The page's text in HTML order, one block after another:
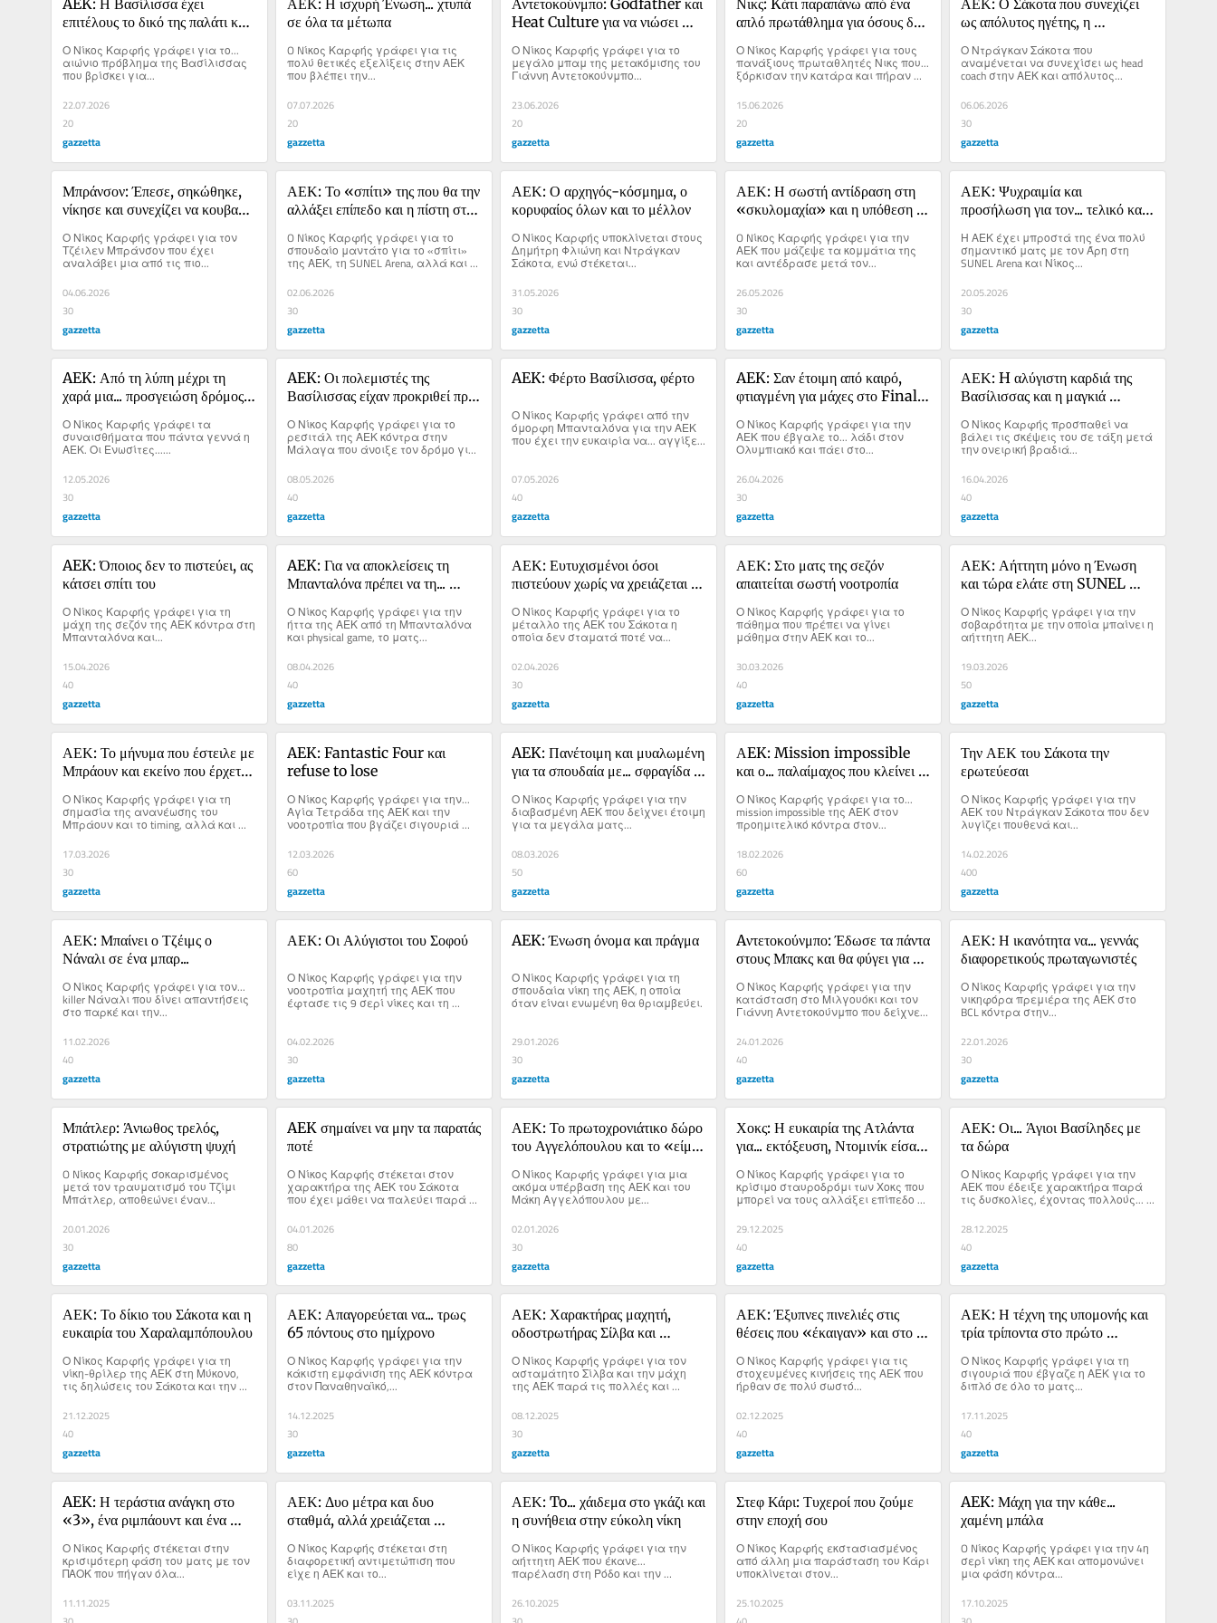
επιτέλους το δικό της παλάτι και
Ο Νίκος Καρφής γράφει για το...
αιώνιο πρόβλημα της Βασίλισσας
που βρίσκει για...
22.07.2026
20
gazzetta
σε όλα τα μέτωπα
O Nίκος Καρφής γράφει για τις
πολύ θετικές εξελίξεις στην ΑΕΚ
που βλέπει την...
07.07.2026
20
gazzetta
Heat Culture για να νιώσει
δαχτυλιδιού
Ο Νίκος Καρφής γράφει για το
μεγάλο μπαμ της μετακόμισης του
Γιάννη Αντετοκούνμπο...
23.06.2026
20
gazzetta
απλό πρωτάθλημα για όσους δεν
Ο Νίκος Καρφής γράφει για τους
πανάξιους πρωταθλητές Νικς που...
ξόρκισαν την κατάρα και πήραν
ένα πρωτάθλημα πολύ
μεγαλύτερο από έναν απλό τίτλο.
15.06.2026
20
gazzetta
ως απόλυτος ηγέτης, η
Αγγελόπουλου και το ΝΒΑ
Εurope
Ο Ντράγκαν Σάκοτα που
αναμένεται να συνεχίσει ως head
coach στην ΑΕΚ και απόλυτος...
06.06.2026
30
gazzetta
Μπράνσον: Έπεσε, σηκώθηκε,
νίκησε και συνεχίζει να κουβαλά
Ο Νίκος Καρφής γράφει για τον
Τζέιλεν Μπράνσον που έχει
αναλάβει μια από τις πιο...
04.06.2026
30
gazzetta
ΑΕΚ: Το «σπίτι» της που θα την
αλλάξει επίπεδο και η πίστη στο
O Nίκος Καρφής γράφει για το
σπουδαίο μαντάτο για το «σπίτι»
της ΑΕΚ, τη SUNEL Arena, αλλά και
για το πλάνο της Ένωσης για τη
νέα σεζόν.
02.06.2026
30
gazzetta
ΑΕΚ: Ο αρχηγός-κόσμημα, ο
κορυφαίος όλων και το μέλλον
Ο Νίκος Καρφής υποκλίνεται στους
Δημήτρη Φλιώνη και Ντράγκαν
Σάκοτα, ενώ στέκεται...
31.05.2026
30
gazzetta
ΑΕΚ: Η σωστή αντίδραση στη
«σκυλομαχία» και η υπόθεση
O Nίκος Καρφής γράφει για την
ΑΕΚ που μάζεψε τα κομμάτια της
και αντέδρασε μετά τον...
26.05.2026
30
gazzetta
ΑΕΚ: Ψυχραιμία και
προσήλωση για τον... τελικό και
Η ΑΕΚ έχει μπροστά της ένα πολύ
σημαντικό ματς με τον Άρη στη
SUNEL Arena και Νίκος...
20.05.2026
30
gazzetta
AEK: Από τη λύπη μέχρι τη
χαρά μια... προσγειώση δρόμος,
συναίσθημα
Ο Νίκος Καρφής γράφει τα
συναισθήματα που πάντα γεννά η
ΑΕΚ. Οι Ενωσίτες......
12.05.2026
30
gazzetta
AEK: Οι πολεμιστές της
Βασίλισσας είχαν προκριθεί πριν
Ο Νίκος Καρφής γράφει για το
ρεσιτάλ της ΑΕΚ κόντρα στην
Μάλαγα που άνοιξε τον δρόμο για
να πάρει αυτό που δικαιούται.
08.05.2026
40
gazzetta
AEK: Φέρτο Βασίλισσα, φέρτο
Ο Νίκος Καρφής γράφει από την
όμορφη Μπανταλόνα για την ΑΕΚ
που έχει την ευκαιρία να... αγγίξει
την κορυφή και δεν πρέπει να τη
07.05.2026
40
gazzetta
AEK: Σαν έτοιμη από καιρό,
φτιαγμένη για μάχες στο Final
Ο Νίκος Καρφής γράφει για την
ΑΕΚ που έβγαλε το... λάδι στον
Ολυμπιακό και πάει στο...
26.04.2026
30
gazzetta
ΑΕΚ: H αλύγιστη καρδιά της
Βασίλισσας και η μαγκιά
Ο Νίκος Καρφής προσπαθεί να
βάλει τις σκέψεις του σε τάξη μετά
την ονειρική βραδιά...
16.04.2026
40
gazzetta
AEK: Όποιος δεν το πιστεύει, ας
κάτσει σπίτι του
Ο Νίκος Καρφής γράφει για τη
μάχη της σεζόν της ΑΕΚ κόντρα στη
Μπανταλόνα και...
15.04.2026
40
gazzetta
AEK: Για να αποκλείσεις τη
Μπανταλόνα πρέπει να τη...
Ο Νίκος Καρφής γράφει για την
ήττα της ΑΕΚ από τη Μπανταλόνα
και physical game, το ματς...
08.04.2026
40
gazzetta
ΑΕΚ: Ευτυχισμένοι όσοι
πιστεύουν χωρίς να χρειάζεται να
Ο Νίκος Καρφής γράφει για το
μέταλλο της ΑΕΚ του Σάκοτα η
οποία δεν σταματά ποτέ να...
02.04.2026
30
gazzetta
ΑΕΚ: Στο ματς της σεζόν
απαιτείται σωστή νοοτροπία
Ο Νίκος Καρφής γράφει για το
πάθημα που πρέπει να γίνει
μάθημα στην ΑΕΚ και το...
30.03.2026
40
gazzetta
ΑΕΚ: Αήττητη μόνο η Ένωση
και τώρα ελάτε στη SUNEL
Ο Νίκος Καρφής γράφει για την
σοβαρότητα με την οποία μπαίνει η
αήττητη ΑΕΚ...
19.03.2026
50
gazzetta
ΑΕΚ: Το μήνυμα που έστειλε με
Μπράουν και εκείνο που έρχεται
Ο Νίκος Καρφής γράφει για τη
σημασία της ανανέωσης του
Μπράουν και το timing, αλλά και
για το σπουδαίο ματς με την
Άλμπα.
17.03.2026
30
gazzetta
AEK: Fantastic Four και
refuse to lose
Ο Νίκος Καρφής γράφει για την...
Αγία Τετράδα της ΑΕΚ και την
νοοτροπία που βγάζει σιγουριά
λόγω του σοφού Ντράγκαν Σάκοτα.
12.03.2026
60
gazzetta
AEK: Πανέτοιμη και μυαλωμένη
για τα σπουδαία με... σφραγίδα
Ο Νίκος Καρφής γράφει για την
διαβασμένη ΑΕΚ που δείχνει έτοιμη
για τα μεγάλα ματς...
08.03.2026
50
gazzetta
ΑEK: Mission impossible
και ο... παλαίμαχος που κλείνει
Ο Νίκος Καρφής γράφει για το...
mission impossible της ΑΕΚ στον
προημιτελικό κόντρα στον...
18.02.2026
60
gazzetta
Την ΑΕΚ του Σάκοτα την
ερωτεύεσαι
Ο Νίκος Καρφής γράφει για την
ΑΕΚ του Ντράγκαν Σάκοτα που δεν
λυγίζει πουθενά και...
14.02.2026
400
gazzetta
ΑΕΚ: Μπαίνει ο Τζέιμς ο
Νάναλι σε ένα μπαρ...
Ο Νίκος Καρφής γράφει για τον...
killer Νάναλι που δίνει απαντήσεις
στο παρκέ και την...
11.02.2026
40
gazzetta
ΑΕΚ: Οι Αλύγιστοι του Σοφού
Ο Νίκος Καρφής γράφει για την
νοοτροπία μαχητή της ΑΕΚ που
έφτασε τις 9 σερί νίκες και τη
δουλειά που γίνεται από τον...
04.02.2026
30
gazzetta
AEK: Ένωση όνομα και πράγμα
Ο Νίκος Καρφής γράφει για τη
σπουδαία νίκη της ΑΕΚ, η οποία
όταν είναι ενωμένη θα θριαμβεύει.
29.01.2026
30
gazzetta
Aντετοκούνμπο: Έδωσε τα πάντα
στους Μπακς και θα φύγει για να
Ο Νίκος Καρφής γράφει για την
κατάσταση στο Μιλγουόκι και τον
Γιάννη Αντετοκούνμπο που δείχνει
να μην αντέχει άλλο. Η ώρα της
αποχώρησης έχει φτάσει.
24.01.2026
40
gazzetta
ΑΕΚ: Η ικανότητα να... γεννάς
διαφορετικούς πρωταγωνιστές
Ο Νίκος Καρφής γράφει για την
νικηφόρα πρεμιέρα της ΑΕΚ στο
BCL κόντρα στην...
22.01.2026
30
gazzetta
Μπάτλερ: Άνιωθος τρελός,
στρατιώτης με αλύγιστη ψυχή
O Nίκος Καρφής σοκαρισμένος
μετά τον τραυματισμό του Τζίμι
Μπάτλερ, αποθεώνει έναν...
20.01.2026
30
gazzetta
AEK σημαίνει να μην τα παρατάς
ποτέ
Ο Νίκος Καρφής στέκεται στον
χαρακτήρα της ΑΕΚ του Σάκοτα
που έχει μάθει να παλεύει παρά
τα εμπόδια που στέκονται στον
δρόμο της.
04.01.2026
80
gazzetta
ΑΕΚ: Το πρωτοχρονιάτικο δώρο
του Αγγελόπουλου και το «είμαι
Ο Νίκος Καρφής γράφει για μια
ακόμα υπέρβαση της ΑΕΚ και του
Μάκη Αγγελόπουλου με...
02.01.2026
30
gazzetta
Χοκς: Η ευκαιρία της Ατλάντα
για... εκτόξευση, Ντομινίκ είσαι
Ο Νίκος Καρφής γράφει για το
κρίσιμο σταυροδρόμι των Χοκς που
μπορεί να τους αλλάξει επίπεδο
και να μπουν... σφήνα στην
απρόβλεπτη φέτος Ανατολή.
29.12.2025
40
gazzetta
ΑΕΚ: Οι... Άγιοι Βασίληδες με
τα δώρα
Ο Νίκος Καρφής γράφει για την
ΑΕΚ που έδειξε χαρακτήρα παρά
τις δυσκολίες, έχοντας πολλούς...
Άγιους Βασίληδες στο παρκέ.
28.12.2025
40
gazzetta
ΑΕΚ: Το δίκιο του Σάκοτα και η
ευκαιρία του Χαραλαμπόπουλου
Ο Νίκος Καρφής γράφει για τη
νίκη-θρίλερ της ΑΕΚ στη Μύκονο,
τις δηλώσεις του Σάκοτα και την
παρουσία του Χαραλαμπόπουλου.
21.12.2025
40
gazzetta
ΑΕΚ: Απαγορεύεται να... τρως
65 πόντους στο ημίχρονο
Ο Νίκος Καρφής γράφει για την
κάκιστη εμφάνιση της ΑΕΚ κόντρα
στον Παναθηναϊκό,...
14.12.2025
30
gazzetta
ΑΕΚ: Χαρακτήρας μαχητή,
οδοστρωτήρας Σίλβα και
Ο Νίκος Καρφής γράφει για τον
ασταμάτητο Σίλβα και την μάχη
της ΑΕΚ παρά τις πολλές και
σημαντικές απουσίες κόντρα στον
Ολυμπιακό.
08.12.2025
30
gazzetta
ΑΕΚ: Έξυπνες πινελιές στις
θέσεις που «έκαιγαν» και στο
Ο Νίκος Καρφής γράφει για τις
στοχευμένες κινήσεις της ΑΕΚ που
ήρθαν σε πολύ σωστό...
02.12.2025
40
gazzetta
ΑΕΚ: Η τέχνη της υπομονής και
τρία τρίποντα στο πρώτο
Ο Νίκος Καρφής γράφει για τη
σιγουριά που έβγαζε η ΑΕΚ για το
διπλό σε όλο το ματς...
17.11.2025
40
gazzetta
AEK: Η τεράστια ανάγκη στο
«3», ένα ριμπάουντ και ένα
Ο Νίκος Καρφής στέκεται στην
κρισιμότερη φάση του ματς με τον
ΠΑΟΚ που πήγαν όλα...
11.11.2025
ΑΕΚ: Δυο μέτρα και δυο
σταθμά, αλλά χρειάζεται
Ο Νίκος Καρφής στέκεται στη
διαφορετική αντιμετώπιση που
είχε η ΑΕΚ και το...
03.11.2025
ΑΕΚ: To... χάιδεμα στο γκάζι και
η συνήθεια στην εύκολη νίκη
Ο Νίκος Καρφής γράφει για την
αήττητη ΑΕΚ που έκανε...
παρέλαση στη Ρόδο και την
συνήθεια που δείχνει την πρόοδο
της.
26.10.2025
Στεφ Κάρι: Τυχεροί που ζούμε
στην εποχή σου
Ο Νίκος Καρφής εκστασιασμένος
από άλλη μια παράσταση του Κάρι
υποκλίνεται στον...
25.10.2025
AEK: Μάχη για την κάθε...
χαμένη μπάλα
O Nίκος Καρφής γράφει για την 4η
σερί νίκη της ΑΕΚ και απομονώνει
μια φάση κόντρα...
17.10.2025